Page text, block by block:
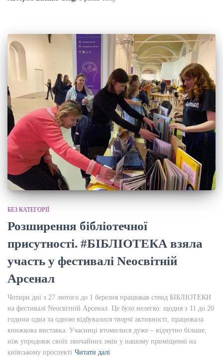
БЕЗ КАТЕГОРІЇ
Розширення бібліотечної
присутності. #БІБЛІОТЕКА взяла
участь у фестивалі Neoсвітній
Арсенал
Чотири дні з 27 лютого до 1 березня працював стенд БІБЛІОТЕКИ
на фестивалі Neoсвітній Арсенал. Це було нелегко: щодня з 11 до 20
години одна за одною відбувалися творчі активності, працювала
книжкова виставка. Учасниці втомилися дуже – відчутно більше,
ніж упродовж своїх звичайних змін у нашому приміщенні на
київському проспекті Читати далі